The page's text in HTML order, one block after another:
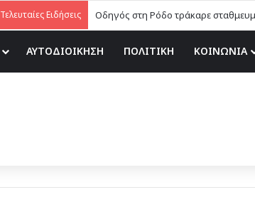
Τελευταίες Ειδήσεις ΑΑΔΕ: Αιφνιδιαστικοί έλεγχοι
ΑΥΤΟΔΙΟΙΚΗΣΗ ΠΟΛΙΤΙΚΗ ΚΟΙΝΩΝΙΑ